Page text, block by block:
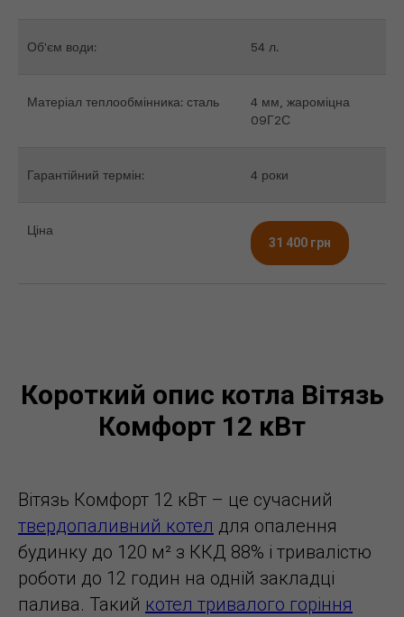
Об'єм води: 54 л.
Матеріал теплообмінника: сталь
4 мм, жароміцна
09Г2С
Гарантійний термін: 4 роки
Ціна
31 400 грн
Короткий опис котла Вітязь
Комфорт 12 кВт
Вітязь Комфорт 12 кВт – це сучасний
твердопаливний котел для опалення
будинку до 120 м² з ККД 88% і тривалістю
роботи до 12 годин на одній закладці
палива. Такий котел тривалого горіння